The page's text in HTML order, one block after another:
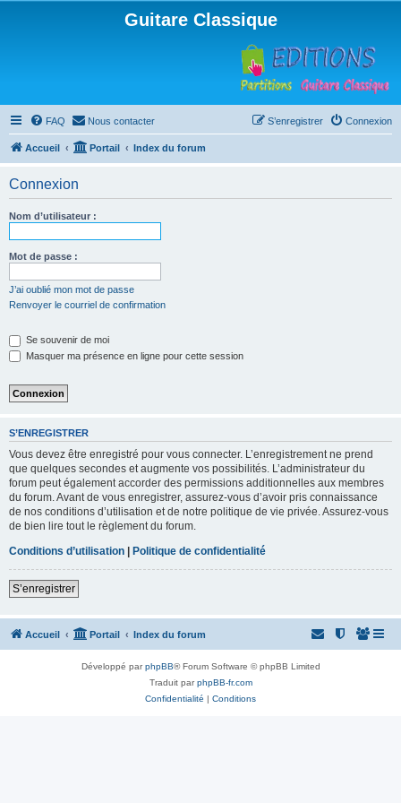
Guitare Classique
FAQ Nous contacter Connexion
S’enregistrer
Accueil Portail Index du forum
Connexion
Nom d’utilisateur :
Mot de passe :
J’ai oublié mon mot de passe
Renvoyer le courriel de confirmation
Se souvenir de moi
Masquer ma présence en ligne pour cette session
S’ENREGISTRER
Vous devez être enregistré pour vous connecter. L’enregistrement ne prend
que quelques secondes et augmente vos possibilités. L’administrateur du
forum peut également accorder des permissions additionnelles aux membres
du forum. Avant de vous enregistrer, assurez-vous d’avoir pris connaissance
de nos conditions d’utilisation et de notre politique de vie privée. Assurez-vous
de bien lire tout le règlement du forum.
Conditions d’utilisation | Politique de confidentialité
S’enregistrer
Accueil Portail Index du forum
Développé parphpBB® Forum Software © phpBB Limited
Traduit parphpBB-fr.com
Confidentialité | Conditions